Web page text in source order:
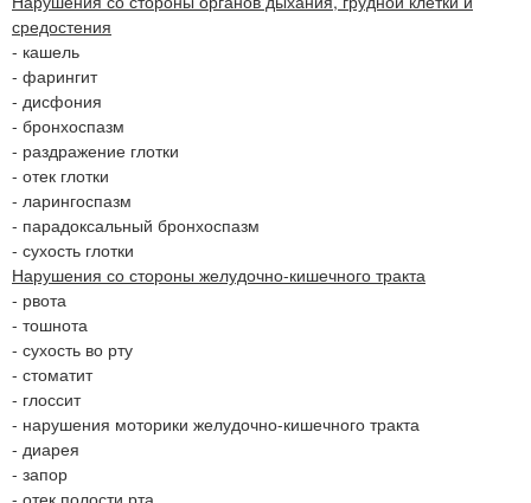
средостения
- кашель
- фарингит
- дисфония
- бронхоспазм
- раздражение глотки
- отек глотки
- ларингоспазм
- парадоксальный бронхоспазм
- сухость глотки
Нарушения со стороны желудочно-кишечного тракта
- рвота
- тошнота
- сухость во рту
- стоматит
- глоссит
- нарушения моторики желудочно-кишечного тракта
- диарея
- запор
- отек полости рта